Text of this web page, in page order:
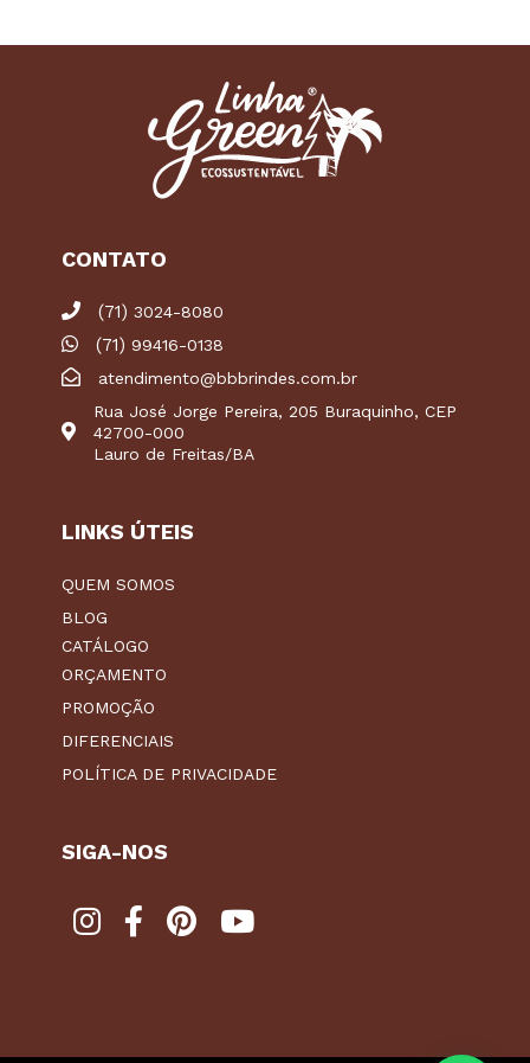
CONTATO
(71) 3024-8080
(71) 99416-0138
atendimento@bbbrindes.com.br
Rua José Jorge Pereira, 205 Buraquinho, CEP
42700-000
Lauro de Freitas/BA
LINKS ÚTEIS
QUEM SOMOS
BLOG
CATÁLOGO
ORÇAMENTO
PROMOÇÃO
DIFERENCIAIS
POLÍTICA DE PRIVACIDADE
SIGA-NOS